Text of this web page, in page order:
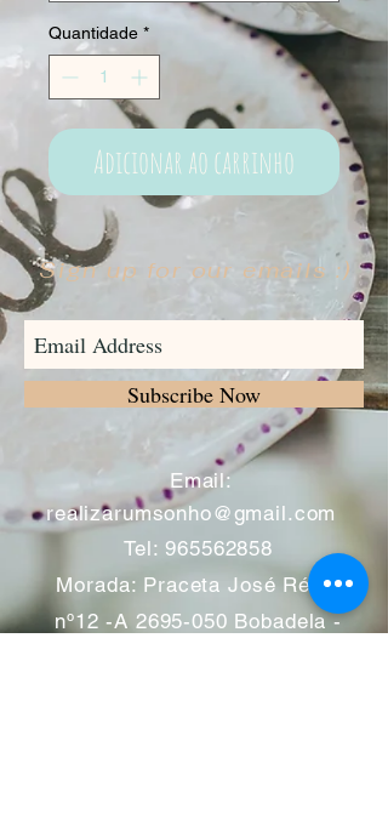
Quantidade *
Adicionar ao carrinho
Sign up for our emails :)
Subscribe Now
​Email:
realizarumsonho@gmail.com
Tel: 965562858
Morada: Praceta José Régio
nº12 -A 2695-050 Bobadela -